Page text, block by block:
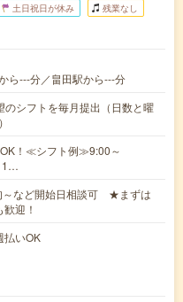
土日祝日が休み 残業なし
ら---分／畠田駅から---分
シフトを毎月提出（日数と曜
！≪シフト例≫9:00～
1…
～など開始日相談可 ★まずは
迎！
いOK